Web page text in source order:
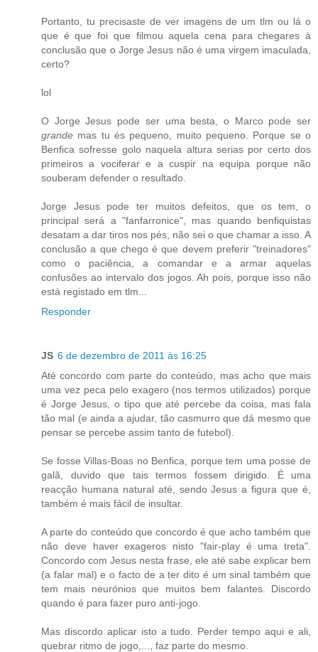
Portanto, tu precisaste de ver imagens de um tlm ou lá o
que é que foi que filmou aquela cena para chegares à
conclusão que o Jorge Jesus não é uma virgem imaculada,
certo?
lol
O Jorge Jesus pode ser uma besta, o Marco pode ser
grande mas tu és pequeno, muito pequeno. Porque se o
Benfica sofresse golo naquela altura serias por certo dos
primeiros a vociferar e a cuspir na equipa porque não
souberam defender o resultado.
Jorge Jesus pode ter muitos defeitos, que os tem, o
principal será a "fanfarronice", mas quando benfiquistas
desatam a dar tiros nos pés, não sei o que chamar a isso. A
conclusão a que chego é que devem preferir "treinadores"
como o paciência, a comandar e a armar aquelas
confusões ao intervalo dos jogos. Ah pois, porque isso não
está registado em tlm...
Responder
JS 6 de dezembro de 2011 às 16:25
Até concordo com parte do conteúdo, mas acho que mais
uma vez peca pelo exagero (nos termos utilizados) porque
é Jorge Jesus, o tipo que até percebe da coisa, mas fala
tão mal (e ainda a ajudar, tão casmurro que dá mesmo que
pensar se percebe assim tanto de futebol).
Se fosse Villas-Boas no Benfica, porque tem uma posse de
galã, duvido que tais termos fossem dirigido. É uma
reacção humana natural até, sendo Jesus a figura que é,
também é mais fácil de insultar.
A parte do conteúdo que concordo é que acho também que
não deve haver exageros nisto "fair-play é uma treta".
Concordo com Jesus nesta frase, ele até sabe explicar bem
(a falar mal) e o facto de a ter dito é um sinal também que
tem mais neurónios que muitos bem falantes. Discordo
quando é para fazer puro anti-jogo.
Mas discordo aplicar isto a tudo. Perder tempo aqui e ali,
quebrar ritmo de jogo,..., faz parte do mesmo.